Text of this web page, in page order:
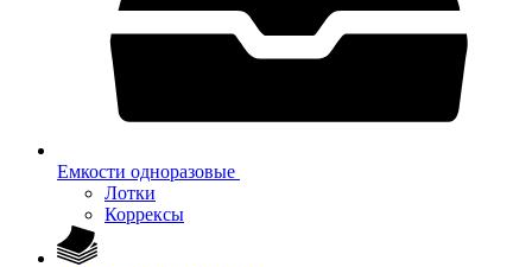
Емкости одноразовые
Лотки
Коррексы